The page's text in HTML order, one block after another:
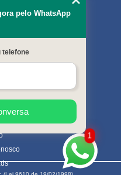
9333
18044-130
1
pelo WhatsApp
telefone